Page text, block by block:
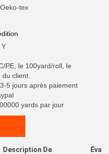
tex
Y
PE, le 100yard/roll, le
client.
5 jours après paiement
yards par jour
Description De